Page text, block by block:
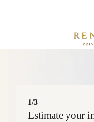
1/3
Estimate your